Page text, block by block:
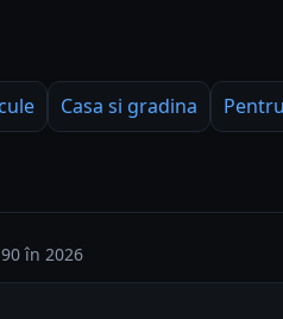
Casa si gradina
în 2026